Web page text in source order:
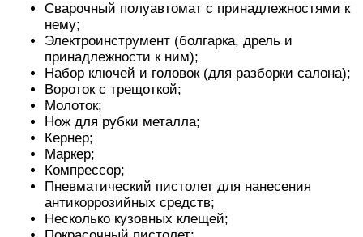
Сварочный полуавтомат с принадлежностями к
нему;
Электроинструмент (болгарка, дрель и
принадлежности к ним);
Набор ключей и головок (для разборки салона);
Вороток с трещоткой;
Молоток;
Нож для рубки металла;
Кернер;
Маркер;
Компрессор;
Пневматический пистолет для нанесения
антикоррозийных средств;
Несколько кузовных клещей;